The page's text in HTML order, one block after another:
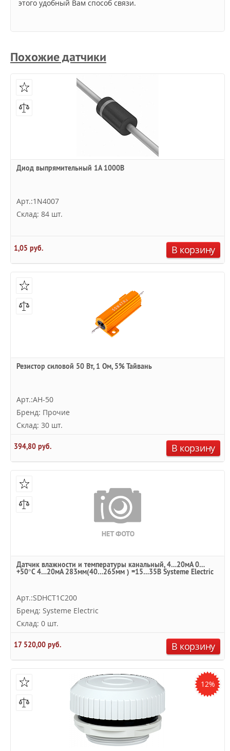
этого удобный Вам способ связи.
Похожие датчики
Диод выпрямительный 1А 1000В
Арт.:1N4007
Склад: 84 шт.
1,05 руб. В корзину
Резистор силовой 50 Вт, 1 Ом, 5% Тайвань
Арт.:AH-50
Бренд: Прочие
Склад: 30 шт.
394,80 руб. В корзину
Датчик влажности и температуры канальный, 4…20мА 0…
+50°С 4…20мА 283мм(40…265мм ) =15…35В Systeme Electric
Арт.:SDHCT1C200
Бренд: Systeme Electric
Склад: 0 шт.
17 520,00 руб. В корзину
12%